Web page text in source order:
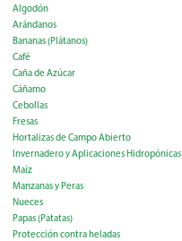
Algodón
Arándanos
Bananas (Plátanos)
Café
Caña de Azúcar
Cáñamo
Cebollas
Fresas
Hortalizas de Campo Abierto
Invernadero y Aplicaciones Hidropónicas
Maíz
Manzanas y Peras
Nueces
Papas (Patatas)
Protección contra heladas